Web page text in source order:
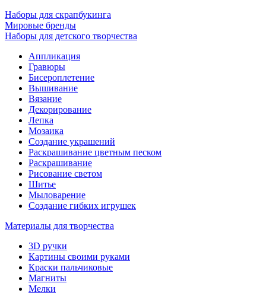
Наборы для скрапбукинга
Мировые бренды
Наборы для детского творчества
Аппликация
Гравюры
Бисероплетение
Вышивание
Вязание
Декорирование
Лепка
Мозаика
Создание украшений
Раскрашивание цветным песком
Раскрашивание
Рисование светом
Шитье
Мыловарение
Создание гибких игрушек
Материалы для творчества
3D ручки
Картины своими руками
Краски пальчиковые
Магниты
Мелки